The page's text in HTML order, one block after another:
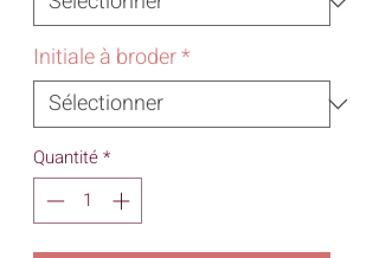
Initiale à broder*
Quantité*